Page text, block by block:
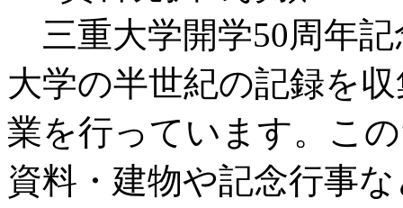
三重大学開学50周年
大学の半世紀の記録を
業を行っています。こ
資料・建物や記念行事